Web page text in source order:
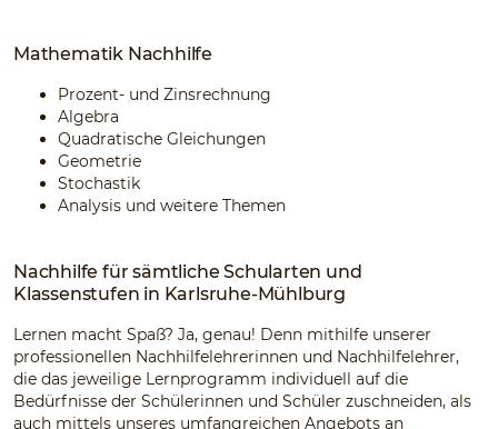
Mathematik Nachhilfe
Prozent- und Zinsrechnung
Algebra
Quadratische Gleichungen
Geometrie
Stochastik
Analysis und weitere Themen
Nachhilfe für sämtliche Schularten und
Klassenstufen in Karlsruhe-Mühlburg
Lernen macht Spaß? Ja, genau! Denn mithilfe unserer
professionellen Nachhilfelehrerinnen und Nachhilfelehrer,
die das jeweilige Lernprogramm individuell auf die
Bedürfnisse der Schülerinnen und Schüler zuschneiden, als
auch mittels unseres umfangreichen Angebots an